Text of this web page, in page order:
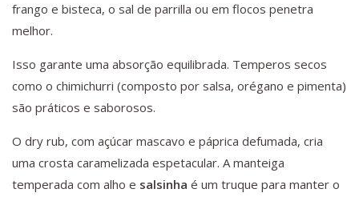
frango e bisteca, o sal de parrilla ou em flocos penetra
melhor.
Isso garante uma absorção equilibrada. Temperos secos
como o chimichurri (composto por salsa, orégano e pimenta)
são práticos e saborosos.
O dry rub, com açúcar mascavo e páprica defumada, cria
uma crosta caramelizada espetacular. A manteiga
temperada com alho e salsinha é um truque para manter o